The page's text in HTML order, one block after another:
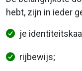
hebt, zijn in ieder
je
rijbewijs;